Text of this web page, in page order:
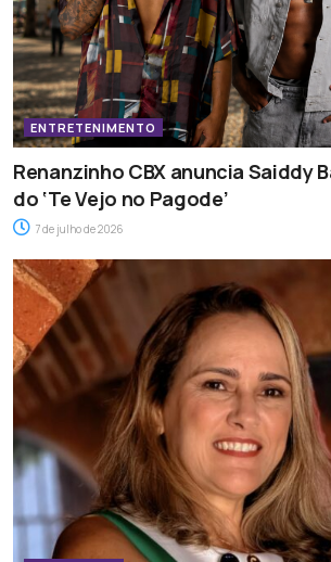
ENTRETENIMENTO
Renanzinho CBX anuncia Saiddy
do ‘Te Vejo no Pagode’
7 de julho de 2026